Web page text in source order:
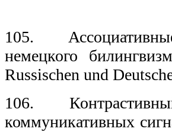
105. Ассоциативные
немецкого
Russischen und
106. Контрастивный
коммуникативных